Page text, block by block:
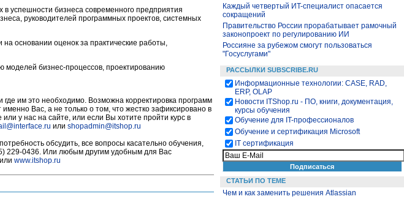
успешности бизнеса современного предприятия
руководителей программных проектов, системных
на основании оценок за практические работы,
моделей бизнес-процессов, проектированию
где им это необходимо. Возможна корректировка программ
Вас, а не только о том, что жестко зафиксировано в
у нас на сайте, или если Вы хотите пройти курс в
или shopadmin@itshop.ru
обсудить, все вопросы касательно обучения,
229-0436. Или любым другим удобным для Вас
или www.itshop.ru
Каждый четвертый ИT-специалист опасается
сокращений
Правительство России прорабатывает рамочный
законопроект по регулированию ИИ
Россияне за рубежом смогут пользоваться
"Госуслугами"
РАССЫЛКИ SUBSCRIBE.RU
Информационные технологии: CASE, RAD,
ERP, OLAP
Новости ITShop.ru - ПО, книги, документация,
курсы обучения
Обучение для IT-профессионалов
Обучение и сертификация Microsoft
IT сертификация
СТАТЬИ ПО ТЕМЕ
Чем и как заменить решения Atlassian